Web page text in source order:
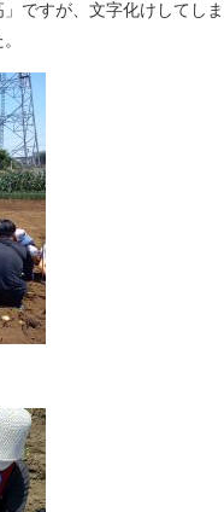
ですが、文字化けしてしま